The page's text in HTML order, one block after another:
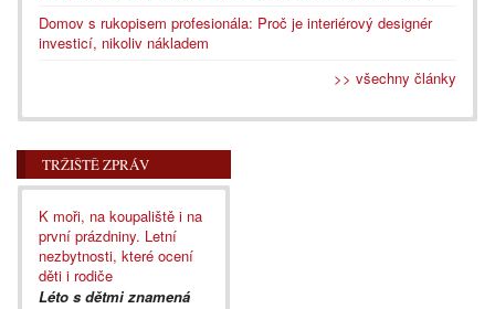
Domov s rukopisem profesionála: Proč je interiérový designér
investicí, nikoliv nákladem
>> všechny články
TRŽIŠTĚ ZPRÁV
K moři, na koupaliště i na
první prázdniny. Letní
nezbytnosti, které ocení
děti i rodiče
Léto s dětmi znamená